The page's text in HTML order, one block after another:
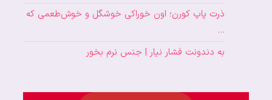
ذرت پاپ کورن؛ اون خوراکی خوشگل و خوش‌طعمی که
…
به دندونت فشار نیار | جنس نرم بخور